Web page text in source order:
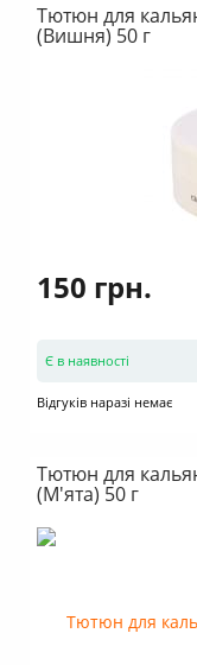
Тютюн для
(Вишня) 50 г
150 грн.
Є в наявності
Відгуків наразі немає
Тютюн для
(М'ята) 50 г